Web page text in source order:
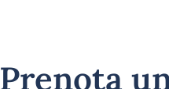
Prenota